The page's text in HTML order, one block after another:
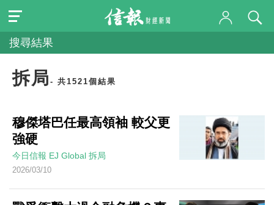
搜尋結果
拆局 - 共1521個結果
穆傑塔巴任最高領袖 較父更
強硬
今日信報 EJ Global 拆局
2026/03/10